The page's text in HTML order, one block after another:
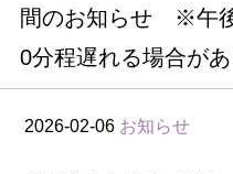
間のお知らせ ※午
0分程遅れる場合があ
2026-02-06 お知らせ